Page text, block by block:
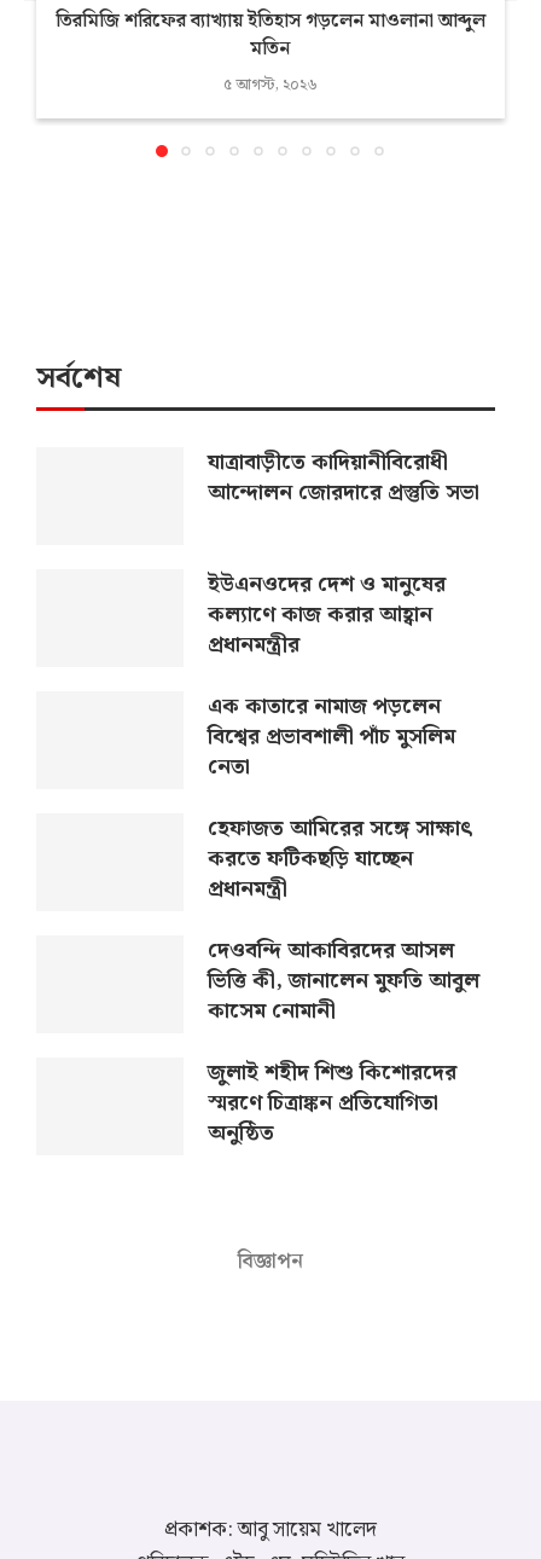
তিরমিজি শরিফের ব্যাখ্যায় ইতিহাস গড়লেন মাওলানা আব্দুল
মতিন
৫ আগস্ট, ২০২৬
সর্বশেষ
যাত্রাবাড়ীতে কাদিয়ানীবিরোধী
আন্দোলন জোরদারে প্রস্তুতি সভা
ইউএনওদের দেশ ও মানুষের
কল্যাণে কাজ করার আহ্বান
প্রধানমন্ত্রীর
এক কাতারে নামাজ পড়লেন
বিশ্বের প্রভাবশালী পাঁচ মুসলিম
নেতা
হেফাজত আমিরের সঙ্গে সাক্ষাৎ
করতে ফটিকছড়ি যাচ্ছেন
প্রধানমন্ত্রী
দেওবন্দি আকাবিরদের আসল
ভিত্তি কী, জানালেন মুফতি আবুল
কাসেম নোমানী
জুলাই শহীদ শিশু কিশোরদের
স্মরণে চিত্রাঙ্কন প্রতিযোগিতা
অনুষ্ঠিত
বিজ্ঞাপন
প্রকাশক: আবু সায়েম খালেদ